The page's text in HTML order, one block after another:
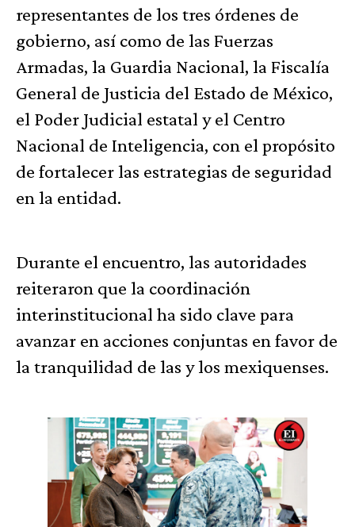
representantes de los tres órdenes de
gobierno, así como de las Fuerzas
Armadas, la Guardia Nacional, la Fiscalía
General de Justicia del Estado de México,
el Poder Judicial estatal y el Centro
Nacional de Inteligencia, con el propósito
de fortalecer las estrategias de seguridad
en la entidad.
Durante el encuentro, las autoridades
reiteraron que la coordinación
interinstitucional ha sido clave para
avanzar en acciones conjuntas en favor de
la tranquilidad de las y los mexiquenses.